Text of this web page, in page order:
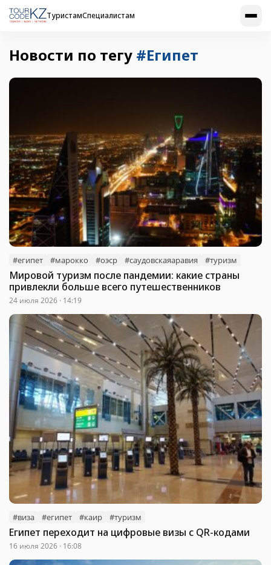
ТуристамСпециалистам
Новости по тегу #Египет
#египет #марокко #оэср #саудовскаяаравия #туризм
Мировой туризм после пандемии: какие страны
привлекли больше всего путешественников
24 июля 2026 · 14:19
#виза #египет #каир #туризм
Египет переходит на цифровые визы с QR-кодами
16 июля 2026 · 16:08